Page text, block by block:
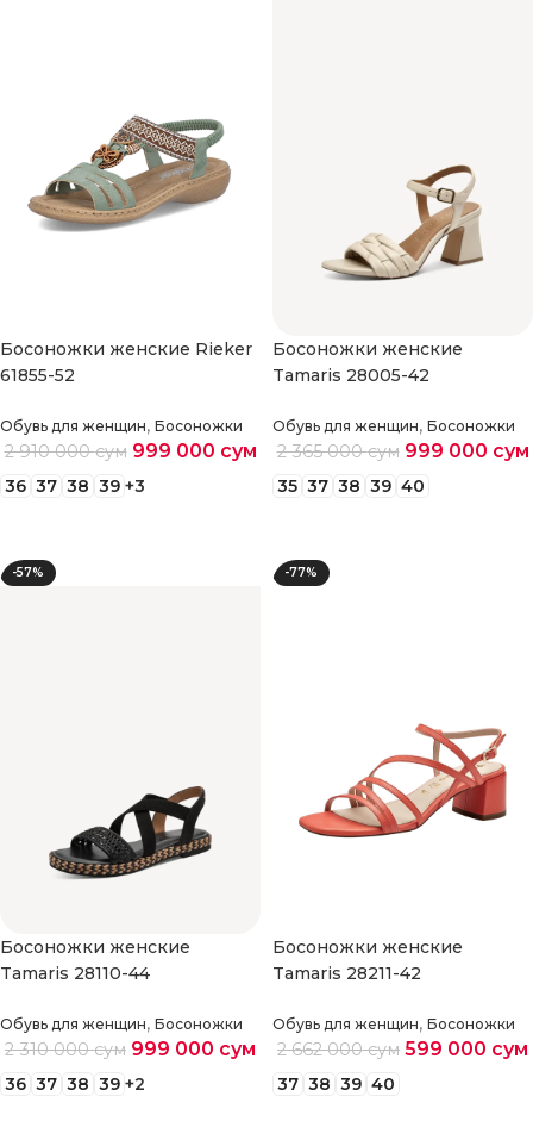
Босоножки женские Rieker
61855-52
Обувь для женщин, Босоножки
2 910 000сум 999 000 сум
36 37 38 39 +3
Босоножки женские
Tamaris 28005-42
Обувь для женщин, Босоножки
2 365 000сум 999 000 сум
35 37 38 39 40
-57%
Босоножки женские
Tamaris 28110-44
Обувь для женщин, Босоножки
2 310 000сум 999 000 сум
36 37 38 39 +2
-77%
Босоножки женские
Tamaris 28211-42
Обувь для женщин, Босоножки
2 662 000сум 599 000 сум
37 38 39 40